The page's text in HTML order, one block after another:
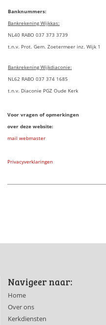
Banknummers:
Bankrekening Wijkkas:
NL40 RABO 037 373 3739
t.n.v. Prot. Gem. Zoetermeer inz. Wijk 1
Bankrekening Wijkdiaconie:
NL62 RABO 037 374 1685
t.n.v. Diaconie PGZ Oude Kerk
Voor vragen of opmerkingen
over deze website:
mail webmaster
Privacyverklaringen
Navigeer naar:
Home
Over ons
Kerkdiensten